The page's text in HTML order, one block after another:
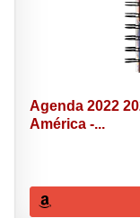
Agenda 2022
América -...